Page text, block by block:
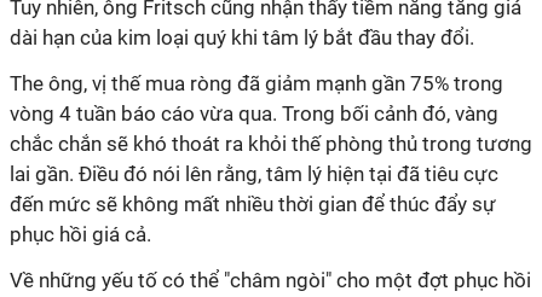
Tuy nhiên, ông Fritsch cũng nhận thấy tiềm năng tăng giá
dài hạn của kim loại quý khi tâm lý bắt đầu thay đổi.
The ông, vị thế mua ròng đã giảm mạnh gần 75% trong
vòng 4 tuần báo cáo vừa qua. Trong bối cảnh đó, vàng
chắc chắn sẽ khó thoát ra khỏi thế phòng thủ trong tương
lai gần. Điều đó nói lên rằng, tâm lý hiện tại đã tiêu cực
đến mức sẽ không mất nhiều thời gian để thúc đẩy sự
phục hồi giá cả.
Về những yếu tố có thể "châm ngòi" cho một đợt phục hồi